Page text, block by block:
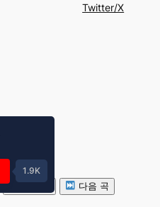
Twitter/X
다음 곡
1.9K